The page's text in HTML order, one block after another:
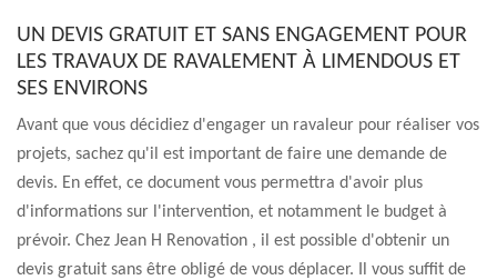
UN DEVIS GRATUIT ET SANS ENGAGEMENT POUR
LES TRAVAUX DE RAVALEMENT À LIMENDOUS ET
SES ENVIRONS
Avant que vous décidiez d'engager un ravaleur pour réaliser vos
projets, sachez qu'il est important de faire une demande de
devis. En effet, ce document vous permettra d'avoir plus
d'informations sur l'intervention, et notamment le budget à
prévoir. Chez Jean H Renovation , il est possible d'obtenir un
devis gratuit sans être obligé de vous déplacer. Il vous suffit de